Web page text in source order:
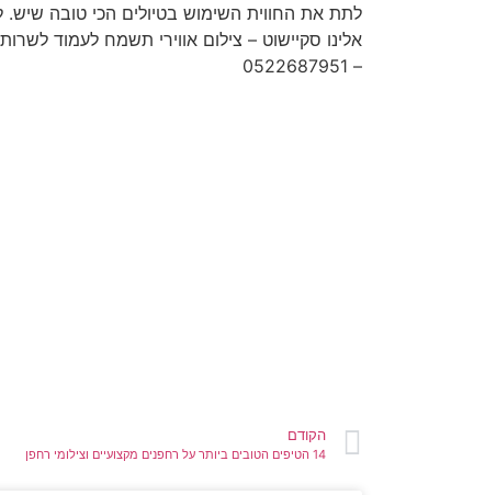
לתת את החווית השימוש בטיולים הכי טובה שיש.
אלינו סקיישוט – צילום אווירי תשמח לעמוד
– 0522687951
הקודם
14 הטיפים הטובים ביותר על רחפנים מקצועיים וצילומי רחפן